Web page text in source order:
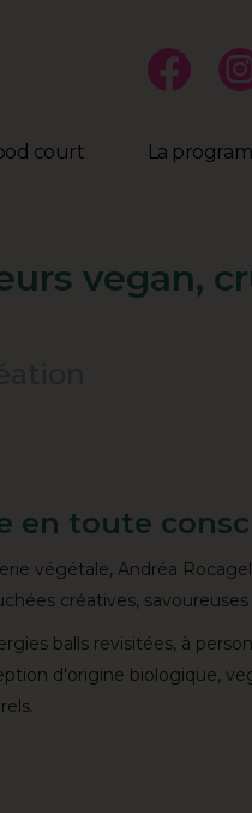
court La
vegan,
en toute
végétale, Andréa
créatives,
balls revisitées, à
d'origine biologique,